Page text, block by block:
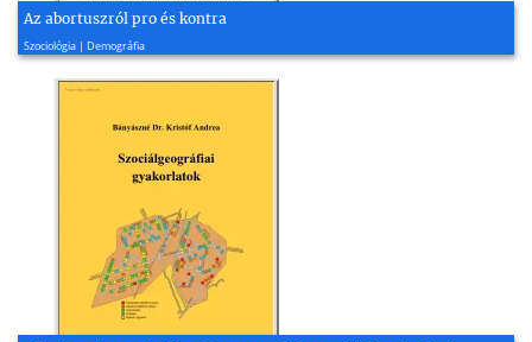
Az abortuszról pro és kontra
Szociológia | Demográfia
2010, 2 oldal